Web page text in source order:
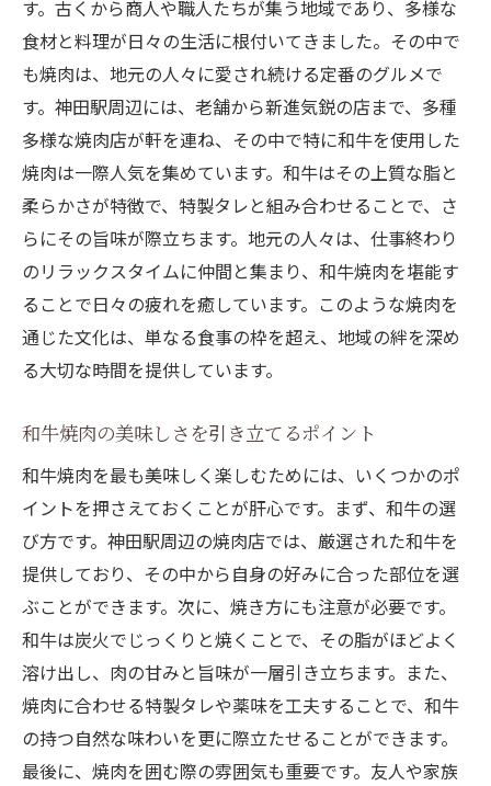
す。古くから商人や職人たちが集う地域であり、多様な
食材と料理が日々の生活に根付いてきました。その中で
も焼肉は、地元の人々に愛され続ける定番のグルメで
す。神田駅周辺には、老舗から新進気鋭の店まで、多種
多様な焼肉店が軒を連ね、その中で特に和牛を使用した
焼肉は一際人気を集めています。和牛はその上質な脂と
柔らかさが特徴で、特製タレと組み合わせることで、さ
らにその旨味が際立ちます。地元の人々は、仕事終わり
のリラックスタイムに仲間と集まり、和牛焼肉を堪能す
ることで日々の疲れを癒しています。このような焼肉を
通じた文化は、単なる食事の枠を超え、地域の絆を深め
る大切な時間を提供しています。
和牛焼肉の美味しさを引き立てるポイント
和牛焼肉を最も美味しく楽しむためには、いくつかのポ
イントを押さえておくことが肝心です。まず、和牛の選
び方です。神田駅周辺の焼肉店では、厳選された和牛を
提供しており、その中から自身の好みに合った部位を選
ぶことができます。次に、焼き方にも注意が必要です。
和牛は炭火でじっくりと焼くことで、その脂がほどよく
溶け出し、肉の甘みと旨味が一層引き立ちます。また、
焼肉に合わせる特製タレや薬味を工夫することで、和牛
の持つ自然な味わいを更に際立たせることができます。
最後に、焼肉を囲む際の雰囲気も重要です。友人や家族